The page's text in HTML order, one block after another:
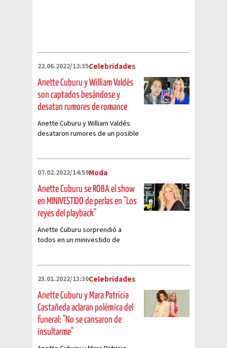
22.06.2022/12:35Celebridades
Anette Cuburu y William Valdés
son captados besándose y
desatan rumores de romance
Anette Cuburu y William Valdés
desataron rumores de un posible
07.02.2022/14:59Moda
Anette Cuburu se ROBA el show
en MINIVESTIDO de perlas en "Los
reyes del playback"
Anette Cuburu sorprendió a
todos en un minivestido de
23.01.2022/13:30Celebridades
Anette Cuburu y Mara Patricia
Castañeda aclaran polémica del
funeral: "No se cansaron de
insultarme"